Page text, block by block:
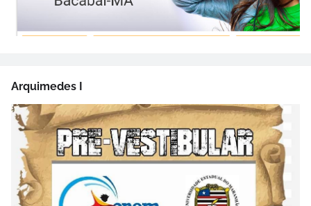
Arquimedes I